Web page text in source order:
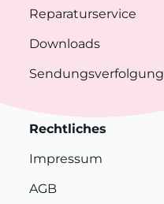
Reparaturservice
Downloads
Sendungsverfolgung
Rechtliches
Impressum
AGB